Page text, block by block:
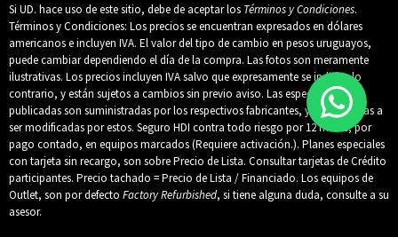
Si UD. hace uso de este sitio, debe de aceptar los Términos y Condiciones.
Términos y Condiciones: Los precios se encuentran expresados en dólares
americanos e incluyen IVA. El valor del tipo de cambio en pesos uruguayos,
puede cambiar dependiendo el día de la compra. Las fotos son meramente
ilustrativas. Los precios incluyen IVA salvo que expresamente se indique lo
contrario, y están sujetos a cambios sin previo aviso. Las especificaciones
publicadas son suministradas por los respectivos fabricantes, y están sujetas a
ser modificadas por estos. Seguro HDI contra todo riesgo por 12 meses, por
pago contado, en equipos marcados (Requiere activación.). Planes especiales
con tarjeta sin recargo, son sobre Precio de Lista. Consultar tarjetas de Crédito
participantes. Precio tachado = Precio de Lista / Financiado. Los equipos de
Outlet, son por defecto Factory Refurbished, si tiene alguna duda, consulte a su
asesor.